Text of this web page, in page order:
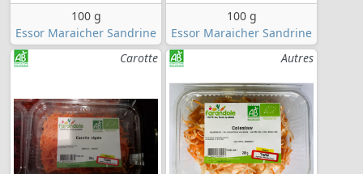
100 g
Essor Maraicher Sandrine
100 g
Essor Maraicher Sandrine
Carotte
Autres